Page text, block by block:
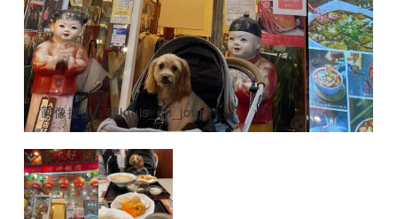
画像提供：@jouis_du_jour